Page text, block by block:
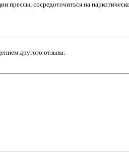
сосредоточиться на
другого отзыва.